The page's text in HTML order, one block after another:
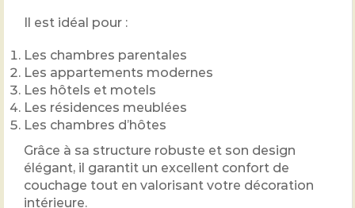
Il est idéal pour :
Les chambres parentales
Les appartements modernes
Les hôtels et motels
Les résidences meublées
Les chambres d’hôtes
Grâce à sa structure robuste et son design
élégant, il garantit un excellent confort de
couchage tout en valorisant votre décoration
intérieure.